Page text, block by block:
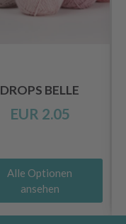
DROPS BELLE
EUR 2.05
Alle Optionen
ansehen